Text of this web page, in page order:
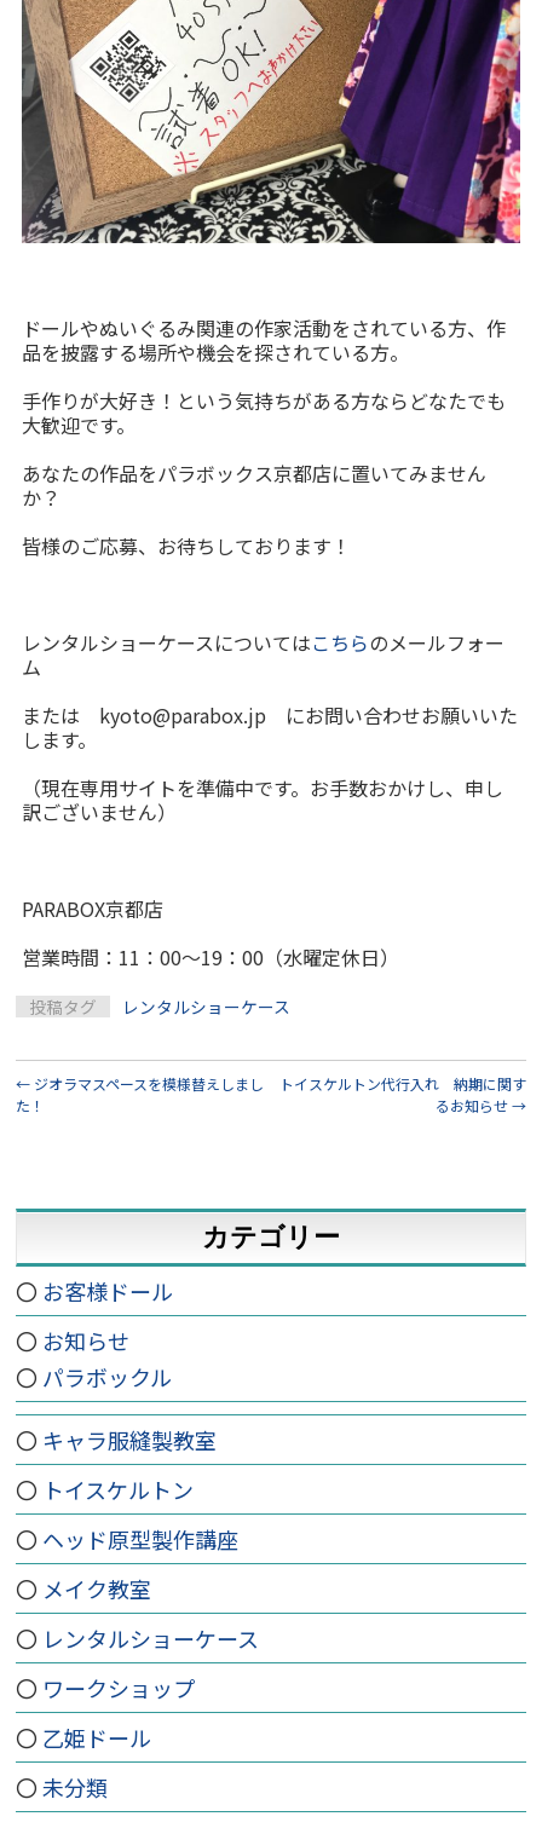
ドールやぬいぐるみ関連の作家活動をされている方、作
品を披露する場所や機会を探されている方。
手作りが大好き！という気持ちがある方ならどなたでも
大歓迎です。
あなたの作品をパラボックス京都店に置いてみません
か？
皆様のご応募、お待ちしております！
レンタルショーケースについてはこちらのメールフォー
ム
または kyoto@parabox.jp にお問い合わせお願いいた
します。
（現在専用サイトを準備中です。お手数おかけし、申し
訳ございません）
PARABOX京都店
営業時間：11：00～19：00（水曜定休日）
投稿タグ レンタルショーケース
← ジオラマスペースを模様替えしまし
た！
トイスケルトン代行入れ 納期に関す
るお知らせ→
カテゴリー
お客様ドール
お知らせ
パラボックル
キャラ服縫製教室
トイスケルトン
ヘッド原型製作講座
メイク教室
レンタルショーケース
ワークショップ
乙姫ドール
未分類